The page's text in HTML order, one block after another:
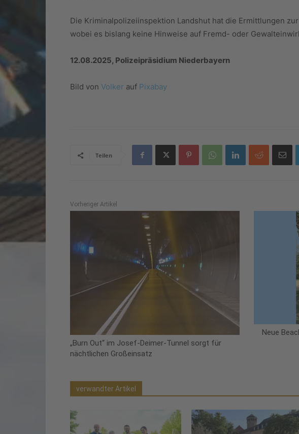
Die Kriminalpolizeiinspektion Landshut hat die Ermittlungen
wobei es bislang keine Hinweise auf Fremd- oder
12.08.2025, Polizeipräsidium Niederbayern
Bild von Volker auf Pixabay
Teilen
Vorheriger Artikel
„Burn Out“ im Josef-Deimer-Tunnel sorgt für
nächtlichen Großeinsatz
Neue
verwandter Artikel